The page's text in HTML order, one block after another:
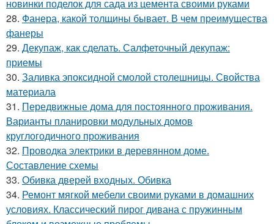
новинки поделок для сада из цемента своими руками
28. Фанера, какой толщины бывает. В чем преимущества
фанеры
29. Декупаж, как сделать. Салфеточный декупаж:
приемы
30. Заливка эпоксидной смолой столешницы. Свойства
материала
31. Передвижные дома для постоянного проживания.
Варианты планировки модульных домов
круглогодичного проживания
32. Проводка электрики в деревянном доме.
Составление схемы
33. Обивка дверей входных. Обивка
34. Ремонт мягкой мебели своими руками в домашних
условиях. Классический пирог дивана с пружинным